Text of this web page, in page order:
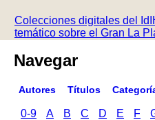
Colecciones digitales del
temático sobre el Gran La
Navegar
Autores Títulos
0-9 A B C D E F